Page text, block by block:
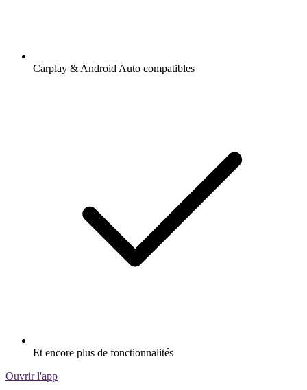
Carplay & Android Auto compatibles
Et encore plus de fonctionnalités
Ouvrir l'app